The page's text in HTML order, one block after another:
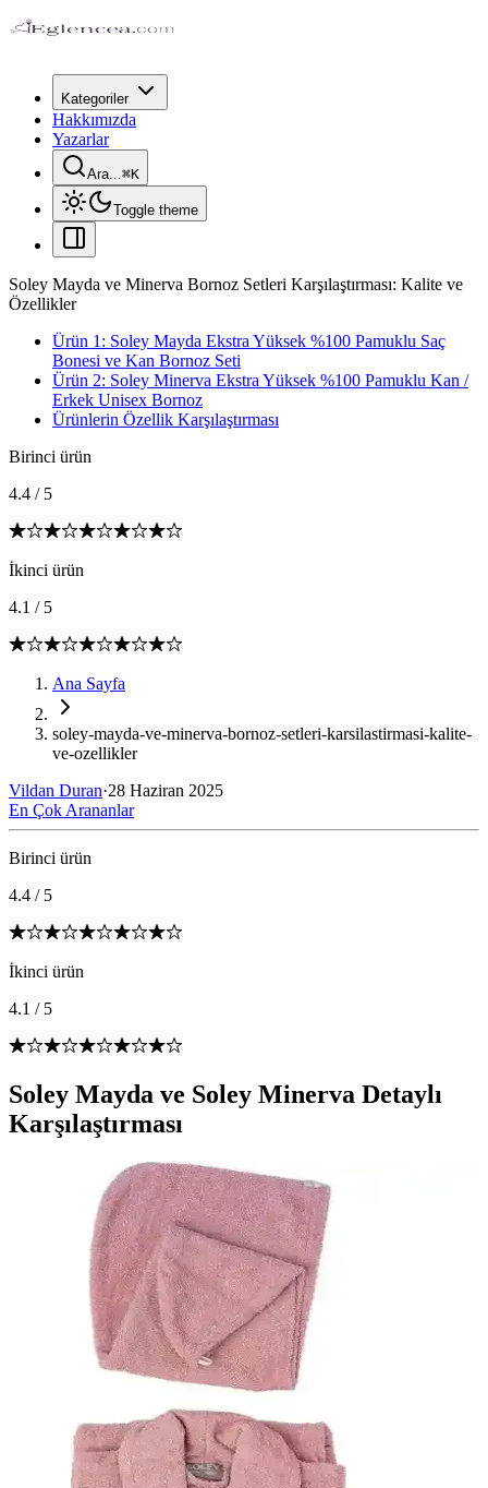
Kategoriler
Hakkımızda
Yazarlar
Ara...⌘K
Toggle theme
Soley Mayda ve Minerva Bornoz Setleri Karşılaştırması: Kalite ve
Özellikler
Ürün 1: Soley Mayda Ekstra Yüksek %100 Pamuklu Saç
Bonesi ve Kan Bornoz Seti
Ürün 2: Soley Minerva Ekstra Yüksek %100 Pamuklu Kan /
Erkek Unisex Bornoz
Ürünlerin Özellik Karşılaştırması
Birinci ürün
4.4 / 5
İkinci ürün
4.1 / 5
Ana Sayfa
soley-mayda-ve-minerva-bornoz-setleri-karsilastirmasi-kalite-
ve-ozellikler
Vildan Duran·28 Haziran 2025
En Çok Arananlar
Birinci ürün
4.4 / 5
İkinci ürün
4.1 / 5
Soley Mayda ve Soley Minerva Detaylı
Karşılaştırması